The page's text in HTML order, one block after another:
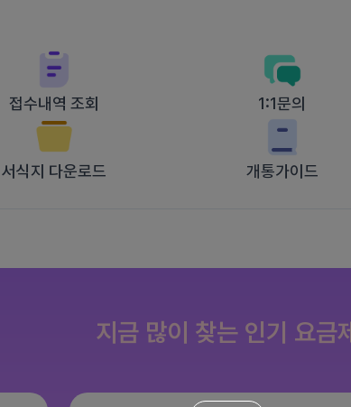
접수내역 조회 1:1문의
서식지 다운로드 개통가이드
지금 많이 찾는 인기 요금제